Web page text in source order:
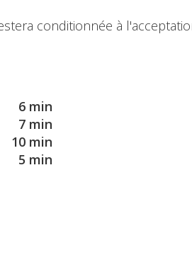
conditionnée à
6 min
7 min
10 min
5 min